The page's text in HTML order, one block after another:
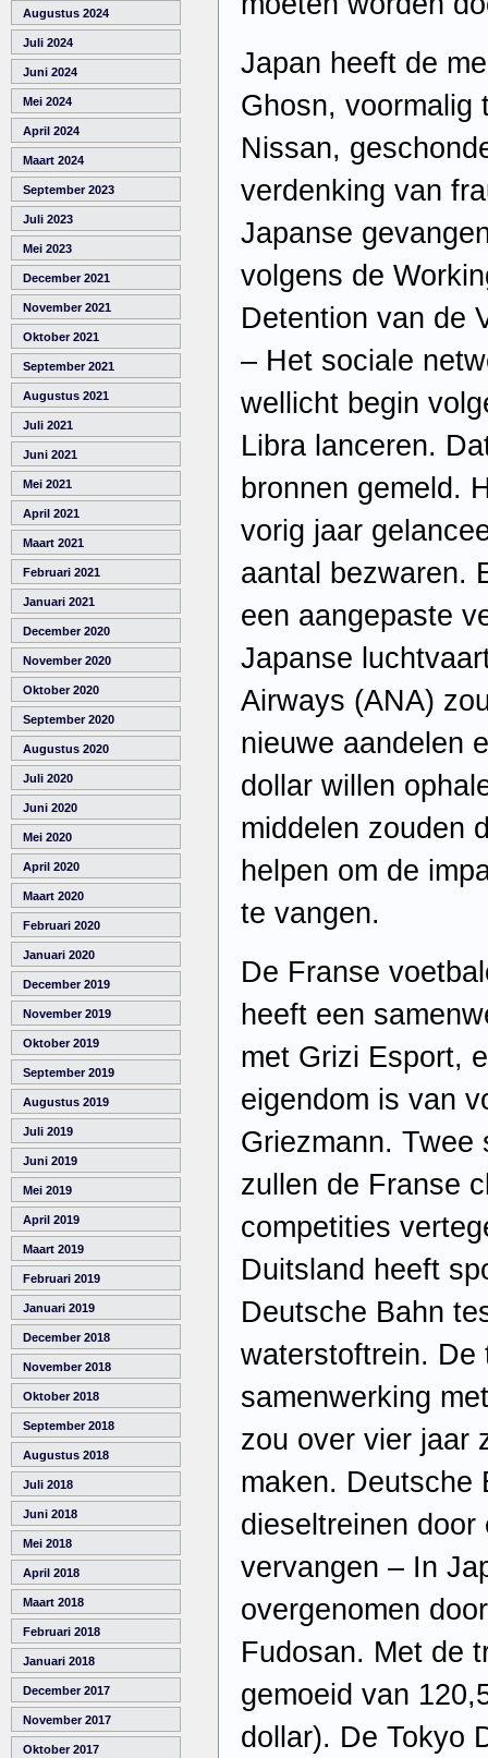
Augustus 2024
Juli 2024
Juni 2024
Mei 2024
April 2024
Maart 2024
September 2023
Juli 2023
Mei 2023
December 2021
November 2021
Oktober 2021
September 2021
Augustus 2021
Juli 2021
Juni 2021
Mei 2021
April 2021
Maart 2021
Februari 2021
Januari 2021
December 2020
November 2020
Oktober 2020
September 2020
Augustus 2020
Juli 2020
Juni 2020
Mei 2020
April 2020
Maart 2020
Februari 2020
Januari 2020
December 2019
November 2019
Oktober 2019
September 2019
Augustus 2019
Juli 2019
Juni 2019
Mei 2019
April 2019
Maart 2019
Februari 2019
Januari 2019
December 2018
November 2018
Oktober 2018
September 2018
Augustus 2018
Juli 2018
Juni 2018
Mei 2018
April 2018
Maart 2018
Februari 2018
Januari 2018
December 2017
November 2017
Oktober 2017
Japan heeft de
Ghosn, voormalig
Nissan,
verdenking van
Japanse
volgens de
Detention van de
– Het sociale
wellicht begin
Libra lanceren.
bronnen gemeld.
vorig jaar
aantal bezwaren.
een aangepaste
Japanse
Airways (ANA)
nieuwe aandelen
dollar willen
middelen zouden
helpen om de
te vangen.
De Franse
heeft een
met Grizi Esport,
eigendom is van
Griezmann. Twee
zullen de Franse
competities
Duitsland heeft
Deutsche Bahn
waterstoftrein. De
samenwerking
zou over vier jaar
maken. Deutsche
dieseltreinen
vervangen – In
overgenomen
Fudosan. Met de
gemoeid van
dollar). De Tokyo